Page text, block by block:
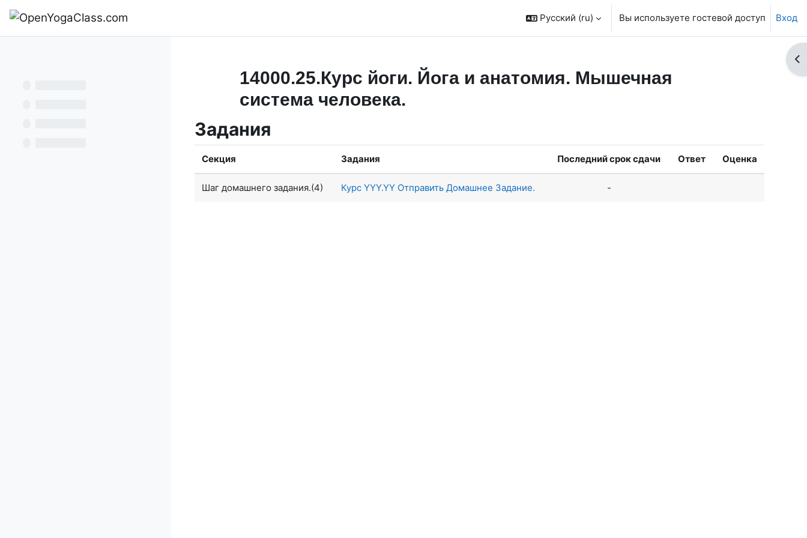
Русский ‎(ru)‎ Вы используете гостевой доступ Вход
14000.25.Курс йоги. Йога и анатомия. Мышечная
система человека.
Задания
Секция Задания Последний срок сдачи Ответ Оценка
Шаг домашнего задания.(4) Курс YYY.YY Отправить Домашнее Задание. -